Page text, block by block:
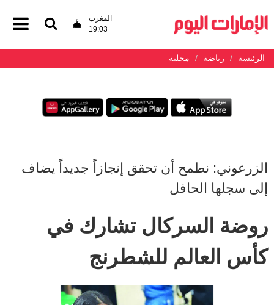
المغرب
19:03
الرئيسة رياضة محلية
الزرعوني: نطمح أن تحقق إنجازاً جديداً يضاف
إلى سجلها الحافل
روضة السركال تشارك في
كأس العالم للشطرنج